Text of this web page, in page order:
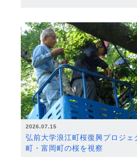
2026.07.15
弘前大学浪江町桜復興プロジ
町・富岡町の桜を視察